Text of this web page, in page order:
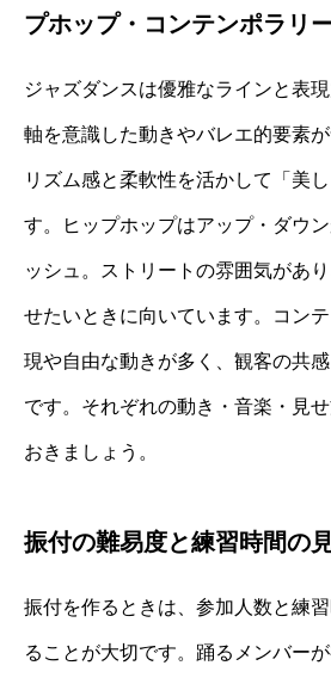
プホップ・コンテンポラリ
ジャズダンスは優雅なラインと表
軸を意識した動きやバレエ的要素が
リズム感と柔軟性を活かして「美
す。ヒップホップはアップ・ダウ
ッシュ。ストリートの雰囲気があ
せたいときに向いています。コン
現や自由な動きが多く、観客の共
です。それぞれの動き・音楽・見
おきましょう。
振付の難易度と練習時間の
振付を作るときは、参加人数と練
ることが大切です。踊るメンバー